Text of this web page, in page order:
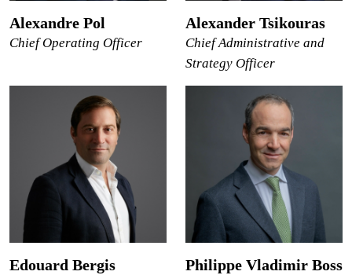
Alexandre Pol
Chief Operating Officer
Alexander Tsikouras
Chief Administrative and
Strategy Officer
Edouard Bergis Philippe Vladimir Boss